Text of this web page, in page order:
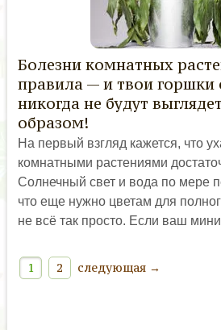
Болезни комнатных
правила — и твои горшки
никогда не будут
образом!
На первый взгляд кажется, что
комнатными растениями
Солнечный свет и вода по мере
что еще нужно цветам для
не всë так просто. Если ваш
1 2 следующая →